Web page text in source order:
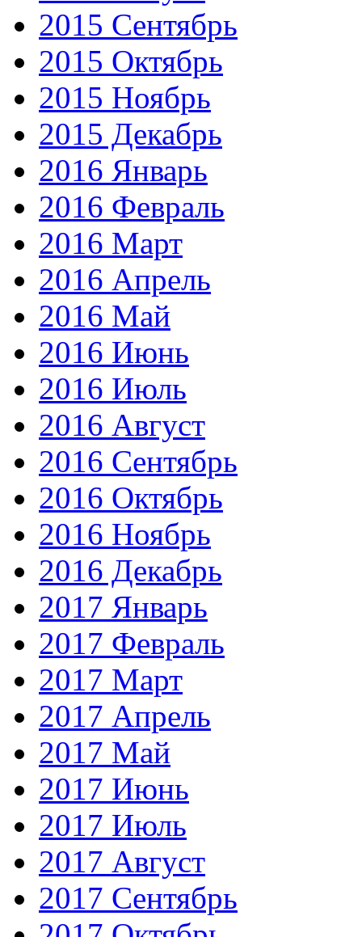
2015 Сентябрь
2015 Октябрь
2015 Ноябрь
2015 Декабрь
2016 Январь
2016 Февраль
2016 Март
2016 Апрель
2016 Май
2016 Июнь
2016 Июль
2016 Август
2016 Сентябрь
2016 Октябрь
2016 Ноябрь
2016 Декабрь
2017 Январь
2017 Февраль
2017 Март
2017 Апрель
2017 Май
2017 Июнь
2017 Июль
2017 Август
2017 Сентябрь